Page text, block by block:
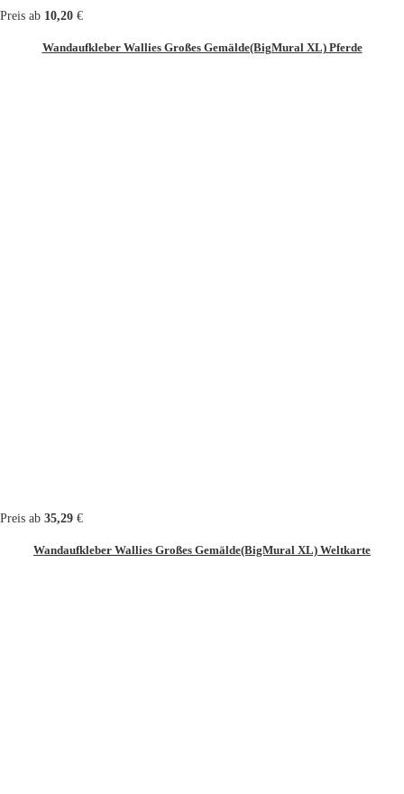
Preis ab 10,20 €
Wandaufkleber Wallies Großes Gemälde(BigMural XL) Pferde
Preis ab 35,29 €
Wandaufkleber Wallies Großes Gemälde(BigMural XL) Weltkarte